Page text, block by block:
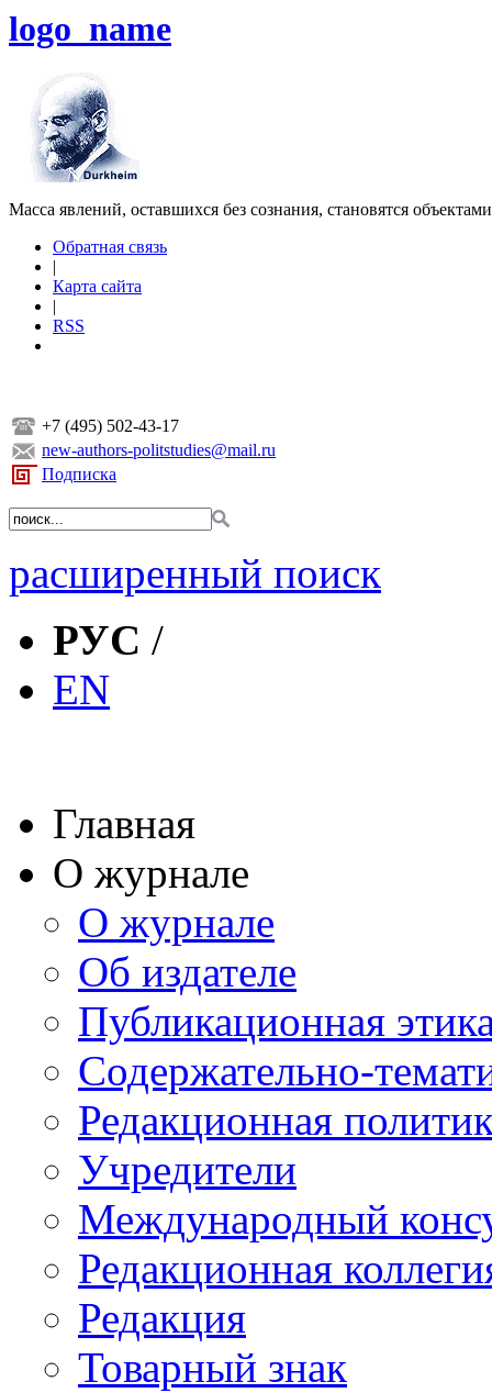
logo_name
Масса явлений, оставшихся без сознания, становятся
Обратная связь
|
Карта сайта
|
RSS
+7 (495) 502-43-17
new-authors-politstudies@mail.ru
Подписка
расширенный поиск
РУС /
EN
Главная
О журнале
О журнале
Об издателе
Публикационная
Содержательно-
Редакционная
Учредители
Международный
Редакционная
Редакция
Товарный знак